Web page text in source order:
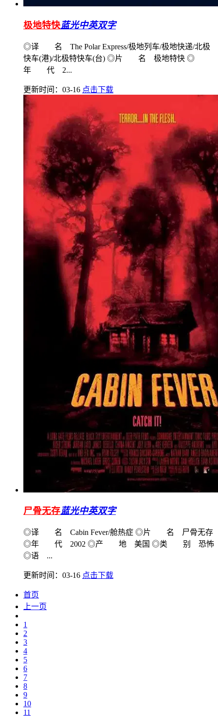
极地特快蓝光中英双字
◎译 名 The Polar Express/极地列车/极地快递/北极
快车(港)/北极特快车(台) ◎片 名 极地特快 ◎
年 代 2...
更新时间：03-16 点击下载
尸骨无存蓝光中英双字
◎译 名 Cabin Fever/舱热症 ◎片 名 尸骨无存
◎年 代 2002 ◎产 地 美国 ◎类 别 恐怖
◎语 ...
更新时间：03-16 点击下载
首页
上一页
1
2
3
4
5
6
7
8
9
10
11